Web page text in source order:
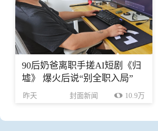
90后奶爸离职手搓AI短剧《归
墟》 爆火后说“别全职入局”
昨天 封面新闻 10.9万